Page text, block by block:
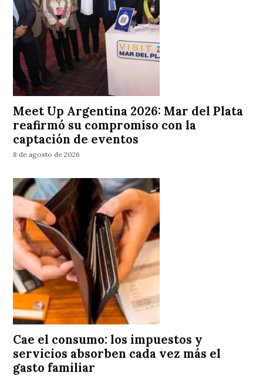
Meet Up Argentina 2026: Mar del Plata
reafirmó su compromiso con la
captación de eventos
8 de agosto de 2026
Cae el consumo: los impuestos y
servicios absorben cada vez más el
gasto familiar